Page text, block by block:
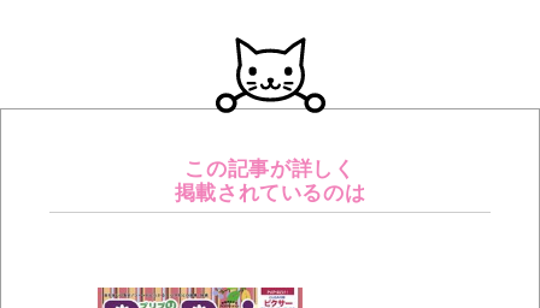
この記事が詳しく
掲載されているのは